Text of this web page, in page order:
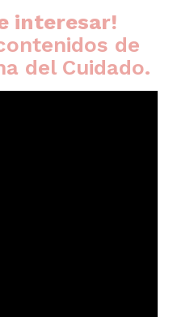
interesar!
de
del Cuidado.